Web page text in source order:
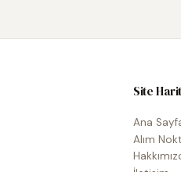
Site
Ana
Alım